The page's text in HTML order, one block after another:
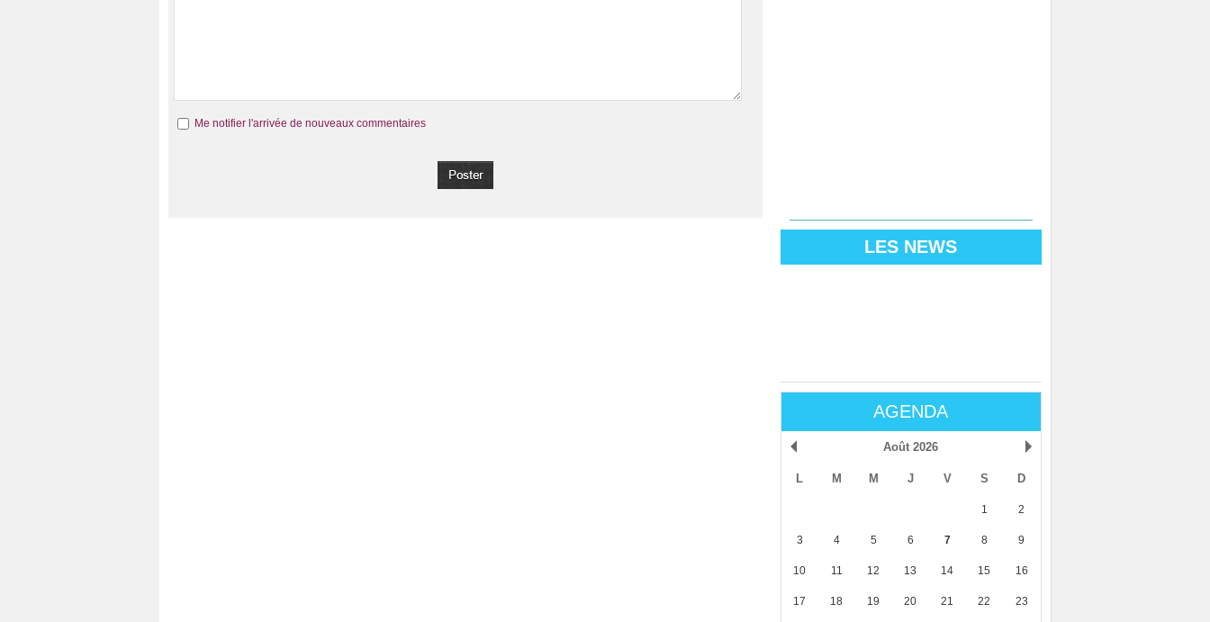
Me notifier l'arrivée de nouveaux commentaires
LES NEWS
AGENDA
Août 2026
L M M J V S D
1 2
3 4 5 6 7 8 9
10 11 12 13 14 15 16
17 18 19 20 21 22 23